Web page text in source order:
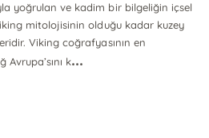
yoğrulan ve kadim bir bilgeliğin içsel
mitolojisinin olduğu kadar kuzey
Viking coğrafyasının en
k...